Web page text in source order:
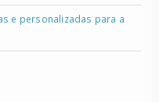
e personalizadas para a